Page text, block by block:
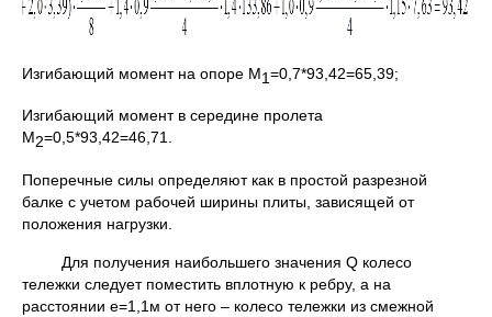
Изгибающий момент на опоре М1=0,7*93,42=65,39;
Изгибающий момент в середине пролета
М2=0,5*93,42=46,71.
Поперечные силы определяют как в простой разрезной
балке с учетом рабочей ширины плиты, зависящей от
положения нагрузки.
Для получения наибольшего значения Q колесо
тележки следует поместить вплотную к ребру, а на
расстоянии е=1,1м от него – колесо тележки из смежной